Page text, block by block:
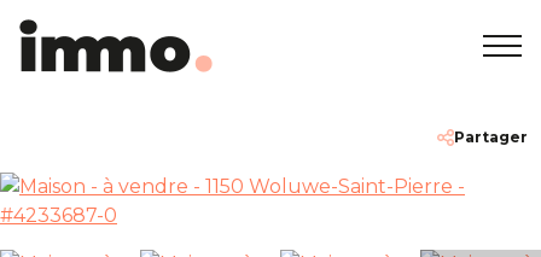
A vendre
Partager